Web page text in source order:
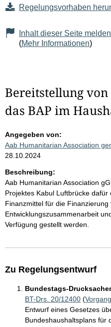
Regelungsvorhaben
Inhalt dieser Seite melden
(Mehr Informationen)
Bereitstellung
das BAP im
Angegeben von:
Aab Humanitarian Association
28.10.2024
Beschreibung:
Aab Humanitarian Association
Projektes Kabul Luftbrücke
Finanzmittel für die Finanzierung
Entwicklungszusammenarbeit
Verfügung gestellt werden.
Zu Regelungsentwurf
Bundestags-
BT-Drs. 20/12400 (Vorgang
Entwurf eines Gesetzes
Bundeshaushaltsplans für